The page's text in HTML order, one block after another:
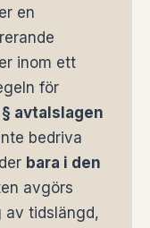
en
inom ett
för
avtalslagen
bedriva
bara i den
avgörs
av tidslängd,